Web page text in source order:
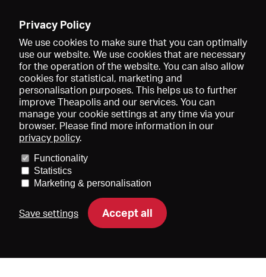
Données médiatiques
Conditions générales de vente
Contact
Aide Newsletter
Privacy Policy
We use cookies to make sure that you can optimally
use our website. We use cookies that are necessary
for the operation of the website. You can also allow
cookies for statistical, marketing and
personalisation purposes. This helps us to further
improve Theapolis and our services. You can
manage your cookie settings at any time via your
browser. Please find more information in our
privacy policy.
Functionality
Statistics
Marketing & personalisation
Save settings Accept all